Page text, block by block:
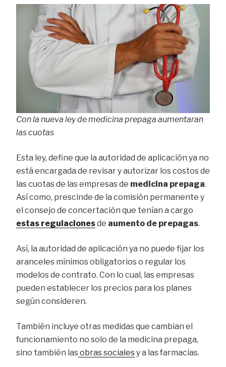
Con la nueva ley de medicina prepaga aumentaran
las cuotas
Esta ley, define que la autoridad de aplicación ya no
está encargada de revisar y autorizar los costos de
las cuotas de las empresas de medicina prepaga.
Así como, prescinde de la comisión permanente y
el consejo de concertación que tenían a cargo
estas regulacionesde aumento de prepagas.
Así, la autoridad de aplicación ya no puede fijar los
aranceles mínimos obligatorios o regular los
modelos de contrato. Con lo cual, las empresas
pueden establecer los precios para los planes
según consideren.
También incluye otras medidas que cambian el
funcionamiento no solo de la medicina prepaga,
sino también lasobras socialesy a las farmacias.